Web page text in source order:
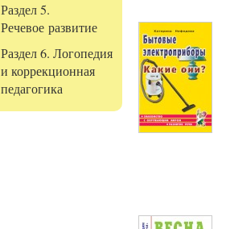
Раздел 5.
Речевое развитие
Раздел 6. Логопедия
и коррекционная
педагогика